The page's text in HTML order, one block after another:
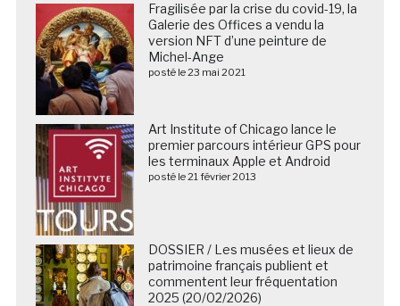
Fragilisée par la crise du covid-19, la
Galerie des Offices a vendu la
version NFT d’une peinture de
Michel-Ange
posté le 23 mai 2021
Art Institute of Chicago lance le
premier parcours intérieur GPS pour
les terminaux Apple et Android
posté le 21 février 2013
DOSSIER / Les musées et lieux de
patrimoine français publient et
commentent leur fréquentation
2025 (20/02/2026)